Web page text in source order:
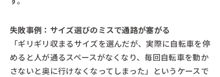
失敗事例：サイズ選びのミスで通路が塞がる
「ギリギリ収まるサイズを選んだが、実際に自転車を停
めると人が通るスペースがなくなり、毎回自転車を動か
さないと奥に行けなくなってしまった」というケースで